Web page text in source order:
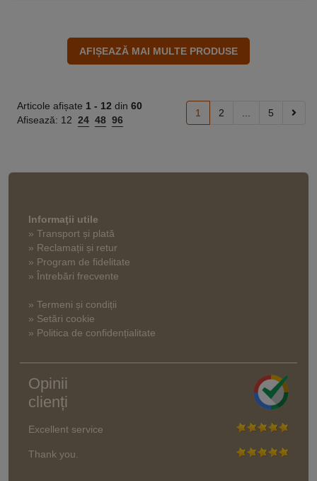
Articole afișate 1 - 12 din 60
Afisează: 12 24 48 96
1 2 5
Informaţii utile
» Transport și plată
» Reclamații și retur
» Program de fidelitate
» Întrebări frecvente
» Termeni și condiții
» Setări cookie
» Politica de confidențialitate
Opinii
clienți
Excellent service
Thank you.